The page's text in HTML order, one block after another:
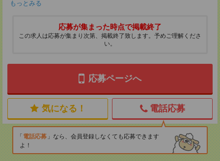
もっとみる
応募が集まった時点で掲載終了
この求人は応募が集まり次第、掲載終了致します。予めご理解くださ
い。
応募ページへ
気になる！ 電話応募
電話応募
なら、会員登録しなくても応募できます
よ！